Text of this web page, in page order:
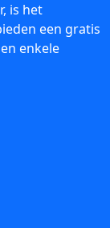
is het
een gratis
enkele